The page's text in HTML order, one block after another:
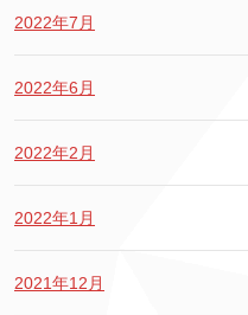
2022年7月
2022年6月
2022年2月
2022年1月
2021年12月